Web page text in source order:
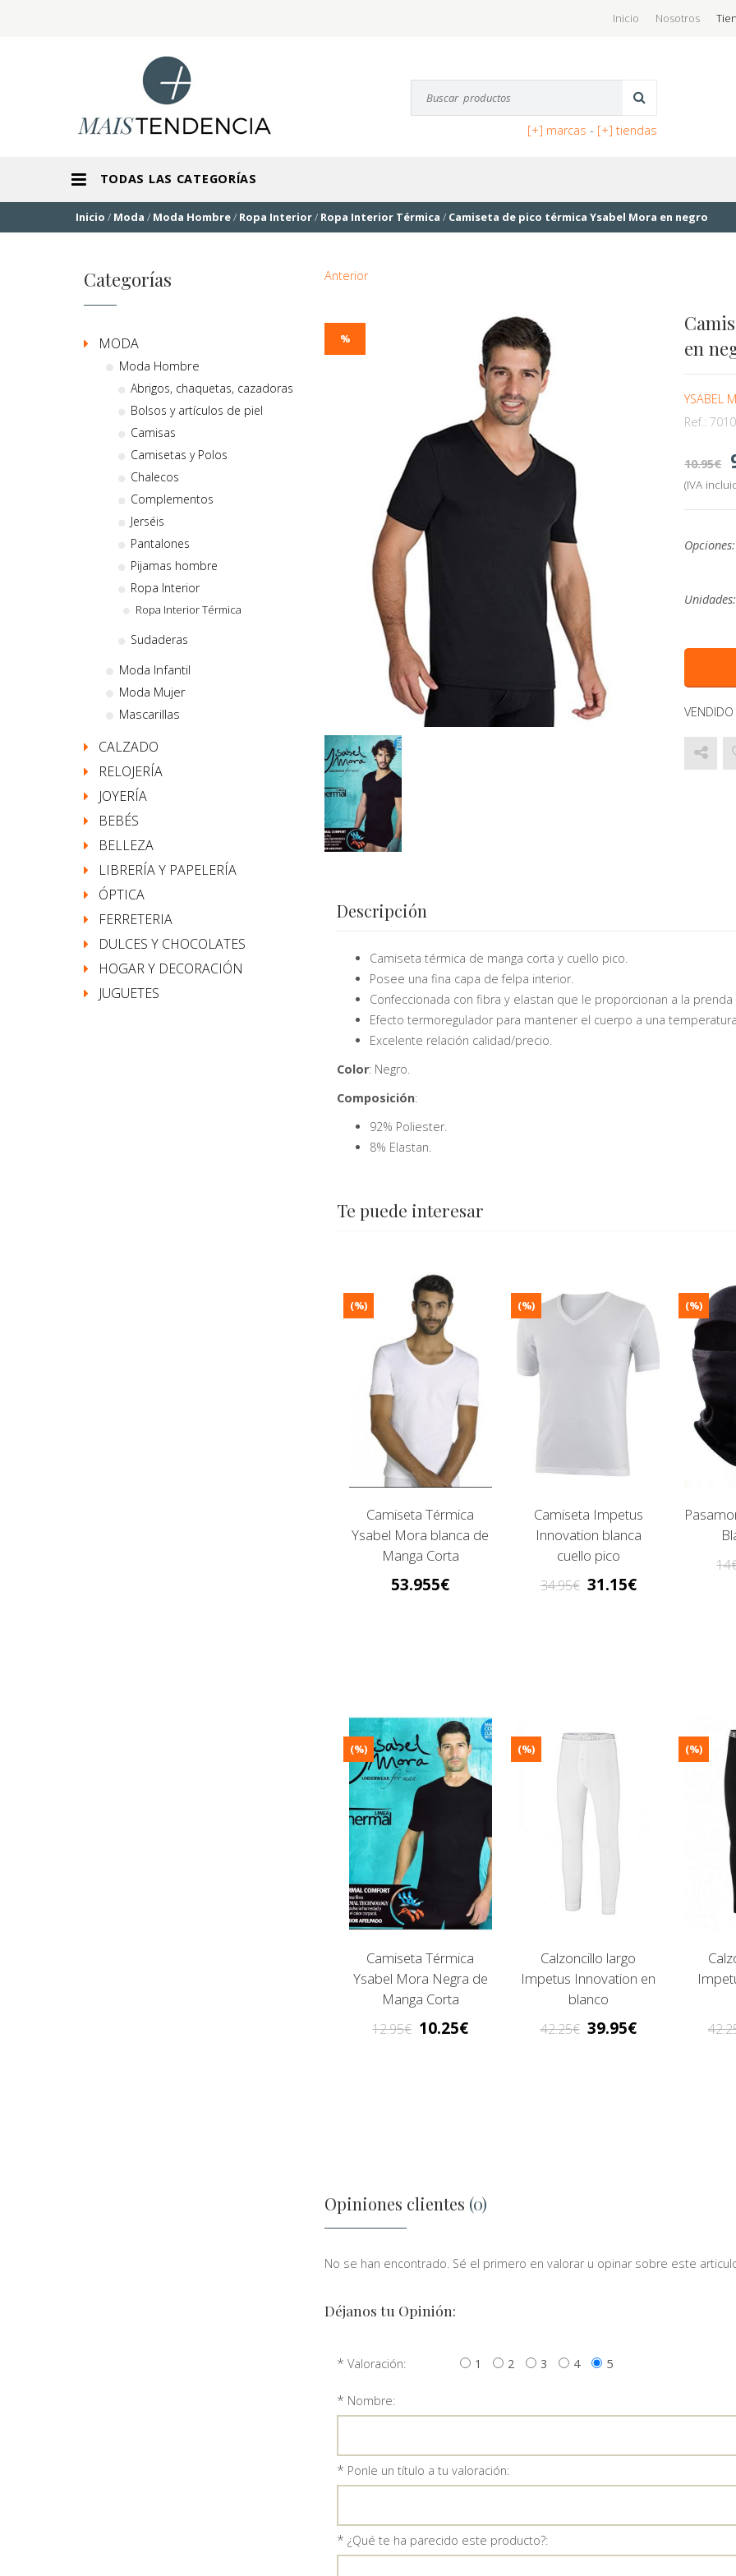
Inicio Nosotros
[+] marcas - [+] tiendas
TODAS LAS CATEGORÍAS
Inicio / Moda / Moda Hombre/ Ropa Interior/ Ropa Interior Térmica / Camiseta de pico térmica Ysabel Mora en negro
Anterior
en
YSABEL
Ref.:
10.95
(IVA
%
Opciones:
Unidades:
Descripción
Camiseta térmica de manga corta y cuello pico.
Posee una fina capa de felpa interior.
Confeccionada con fibra y elastan que le proporcionan a la
Efecto termoregulador para mantener el cuerpo a una
Excelente relación calidad/precio.
Color: Negro.
Composición:
92% Poliester.
8% Elastan.
Te puede interesar
Camiseta Térmica
Ysabel Mora blanca de
Manga Corta
(%)
53.955
Camiseta Impetus
Innovation blanca
cuello pico
(%)
34.95 31.15
(%)
14
Camiseta Térmica
Ysabel Mora Negra de
Manga Corta
(%)
12.95 10.25
Calzoncillo largo
Impetus Innovation en
blanco
(%)
42.25 39.95
(%)
Opiniones clientes (0)
No se han encontrado. Sé el primero en valorar u opinar sobre este
Déjanos tu Opinión:
* Valoración: 1 2 3 4 5
* Nombre:
* Ponle un título a tu valoración:
* ¿Qué te ha parecido este producto?:
Categorías
MODA
Moda Hombre
Abrigos, chaquetas, cazadoras
Bolsos y artículos de piel
Camisas
Camisetas y Polos
Chalecos
Complementos
Jerséis
Pantalones
Pijamas hombre
Ropa Interior
Ropa Interior Térmica
Sudaderas
Moda Infantil
Moda Mujer
Mascarillas
CALZADO
RELOJERÍA
JOYERÍA
BEBÉS
BELLEZA
LIBRERÍA Y PAPELERÍA
ÓPTICA
FERRETERIA
DULCES Y CHOCOLATES
HOGAR Y DECORACIÓN
JUGUETES